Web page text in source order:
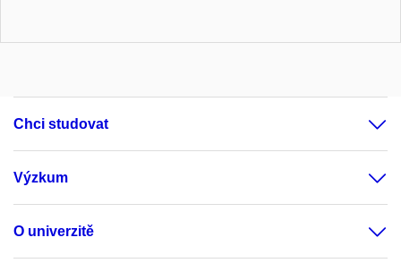
Chci studovat
Výzkum
O univerzitě